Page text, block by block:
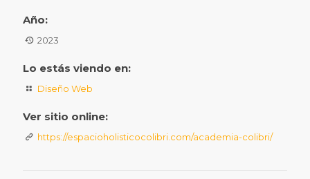
Año:
2023
Lo estás viendo en:
Diseño Web
Ver sitio online:
https://espacioholisticocolibri.com/academia-colibri/